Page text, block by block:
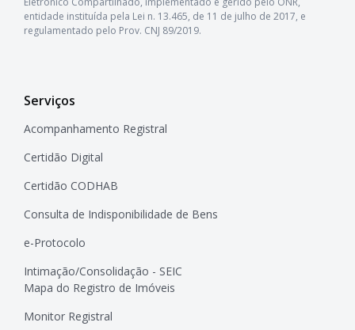
entidade instituída pela Lei n. 13.465, de 11 de julho de 2017, e
regulamentado pelo Prov. CNJ 89/2019.
Serviços
Acompanhamento Registral
Certidão Digital
Certidão CODHAB
Consulta de Indisponibilidade de Bens
e-Protocolo
Intimação/Consolidação - SEIC
Mapa do Registro de Imóveis
Monitor Registral